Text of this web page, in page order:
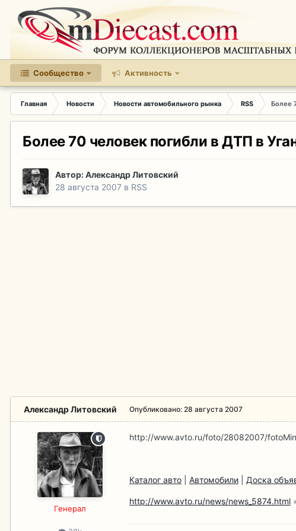
Сообщество Активность
Главная Новости Новости автомобильного рынка RSS Более
Более 70 человек погибли в ДТП в
Автор:Александр Литовский
28 августа 2007 в RSS
Александр Литовский
Гeнерал
Опубликовано: 28 августа 2007
http://www.avto.ru/foto/28082007/
Каталог авто Автомобили Доска
http://www.avto.ru/news/news_5874.html